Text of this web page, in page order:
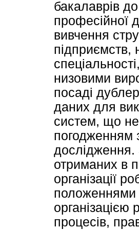
бакалаврів
професійної
вивчення
підприємств,
низовими
посаді
даних для
систем, що
погодженням
дослідження.
отриманих в
організації
положеннями
організацією
процесів,